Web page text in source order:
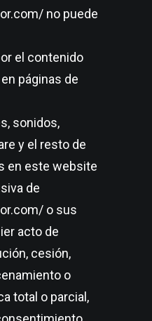
no puede
el contenido
páginas de
sonidos,
y el resto de
en este website
de
o sus
acto de
cesión,
o
total o parcial,